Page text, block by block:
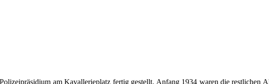
am Kavallerieplatz fertig gestellt. Anfang 1934 waren die restlichen